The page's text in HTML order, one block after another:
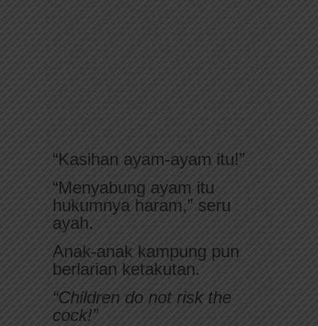
“Kasihan ayam-ayam itu!”
“Menyabung ayam itu
hukumnya haram,” seru
ayah.
Anak-anak kampung pun
berlarian ketakutan.
“Children do not risk the
cock!”